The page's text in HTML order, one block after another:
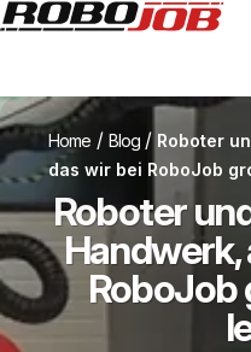
Home / Blog / Roboter
das wir bei RoboJob
Roboter
Handwerk,
RoboJob